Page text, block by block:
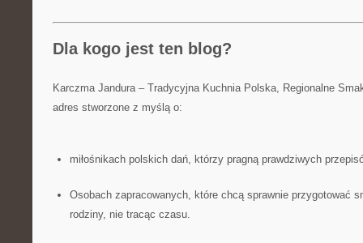
Dla kogo jest ten blog?
Karczma Jandura – Tradycyjna Kuchnia Polska, Regionalne
adres stworzone z myślą o:
miłośnikach polskich dań, którzy pragną prawdziwych
Osobach zapracowanych, które chcą sprawnie przygotować
rodziny, nie tracąc czasu.